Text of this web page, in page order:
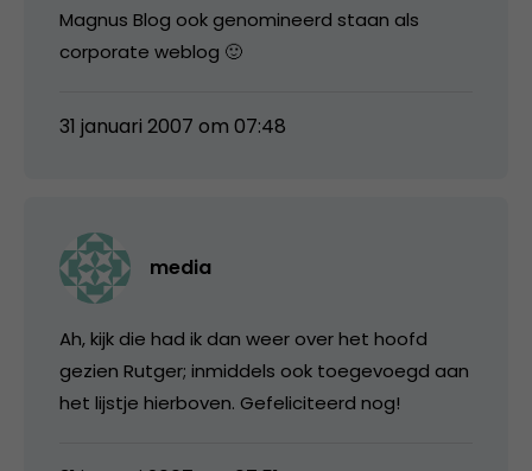
Magnus Blog ook genomineerd staan als
corporate weblog 🙂
31 januari 2007 om 07:48
media
Ah, kijk die had ik dan weer over het hoofd
gezien Rutger; inmiddels ook toegevoegd aan
het lijstje hierboven. Gefeliciteerd nog!